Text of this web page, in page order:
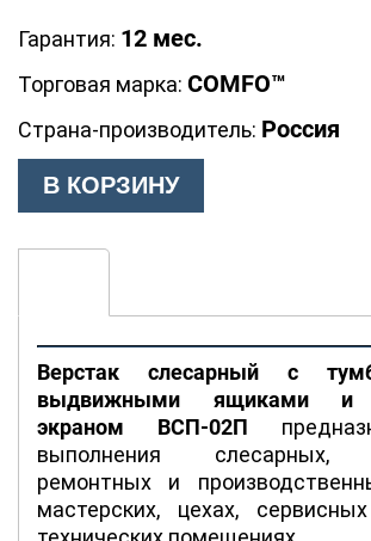
Гарантия: 12 мес.
Торговая марка: COMFO™
Страна-производитель: Россия
В КОРЗИНУ
Верстак слесарный с
выдвижными ящиками и
экраном ВСП-02П
выполнения слесарных,
ремонтных и
мастерских, цехах,